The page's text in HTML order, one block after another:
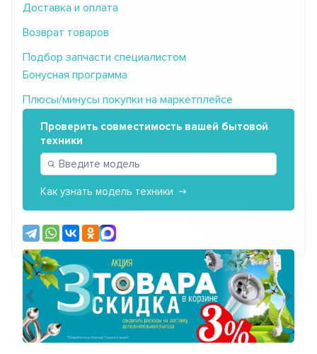
Доставка и оплата
Возврат товаров
Подбор запчасти специалистом
Бонусная программа
Плюсы/минусы покупки на маркетплейсе
Проверить совместимость вашей бытовой
техники
Как узнать модель техники
Предыдущий